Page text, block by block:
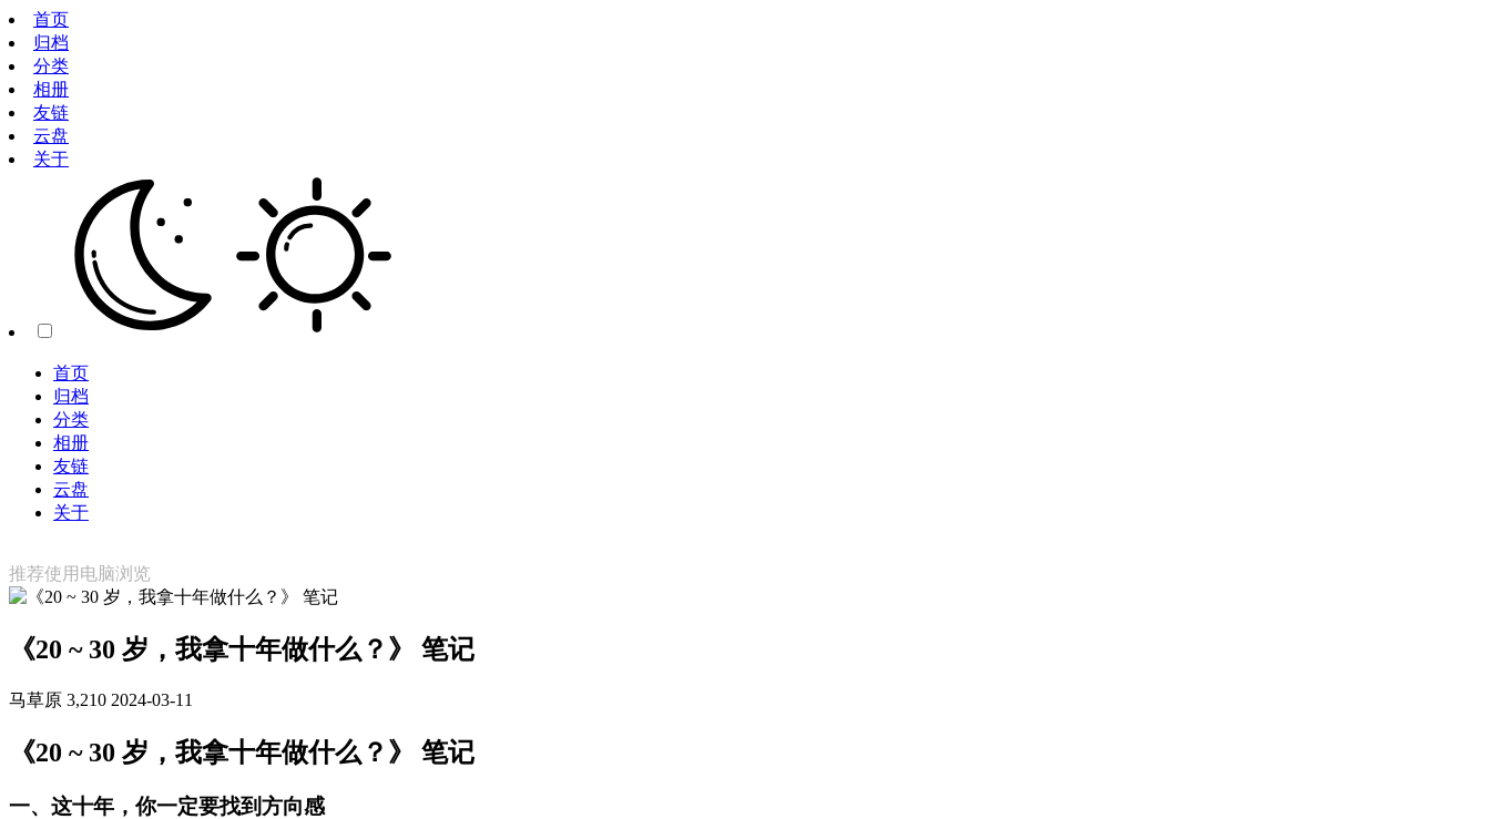
首页
归档
分类
相册
友链
云盘
关于
首页
归档
分类
相册
友链
云盘
关于
推荐使用电脑浏览
《20 ~ 30 岁，我拿十年做什么？》 笔记
马草原 3,210 2024-03-11
《20 ~ 30 岁，我拿十年做什么？》 笔记
一、这十年，你一定要找到方向感